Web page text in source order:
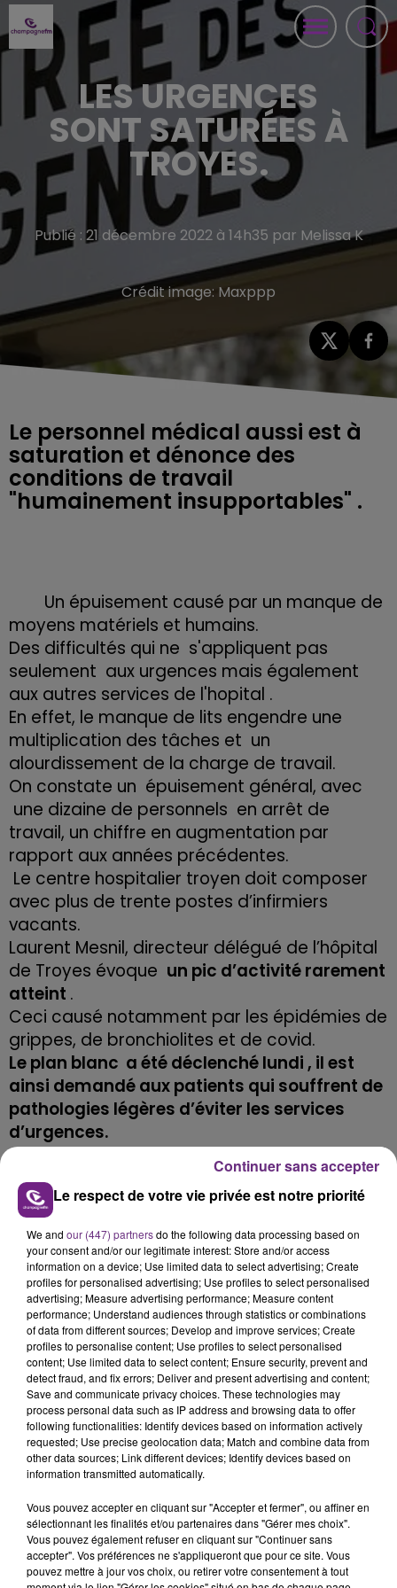
LES URGENCES
SONT SATURÉES À
TROYES.
Publié : 21 décembre 2022 à 14h35 par Melissa K
Crédit image: Maxppp
Le personnel médical aussi est à
saturation et dénonce des
conditions de travail
Un épuisement causé par un manque de
moyens matériels et humains.
Des difficultés qui ne s'appliquent pas
seulement aux urgences mais également
aux autres services de l'hopital .
En effet, le manque de lits engendre une
multiplication des tâches et un
alourdissement de la charge de travail.
On constate un épuisement général, avec
une dizaine de personnels en arrêt de
travail, un chiffre en augmentation par
rapport aux années précédentes.
Le centre hospitalier troyen doit composer
avec plus de trente postes d’infirmiers
vacants.
Laurent Mesnil, directeur délégué de l’hôpital
de Troyes évoque un pic d’activité rarement
atteint .
Ceci causé notamment par les épidémies de
grippes, de bronchiolites et de covid.
Le plan blanc a été déclenché lundi , il est
ainsi demandé aux patients qui souffrent de
pathologies légères d’éviter les services
d’urgences.
Les malades peuvent se rendre chez leur
médecin traitant, ou appeler le 15 pour être
dirigés.
Le personnel médical attend des solutions «
rapides et pérennes ».
FIL D'ACTU
11h37
LA CENTRALE NUCLÉAIRE DE CHOOZ
TOUJOURS À L'ARRÊT
Cela fait déjà une semaine que la centrale
Le respect de votre vie privée est notre priorité
We and our (447) partnersdo the following data processing based on
your consent and/or our legitimate interest: Store and/or access
information on a device; Use limited data to select advertising; Create
profiles for personalised advertising; Use profiles to select personalised
advertising; Measure advertising performance; Measure content
performance; Understand audiences through statistics or combinations
of data from different sources; Develop and improve services; Create
profiles to personalise content; Use profiles to select personalised
content; Use limited data to select content; Ensure security, prevent and
detect fraud, and fix errors; Deliver and present advertising and content;
Save and communicate privacy choices. These technologies may
process personal data such as IP address and browsing data to offer
following functionalities: Identify devices based on information actively
requested; Use precise geolocation data; Match and combine data from
other data sources; Link different devices; Identify devices based on
information transmitted automatically.
Vous pouvez accepter en cliquant sur "Accepter et fermer", ou affiner en
sélectionnant les finalités et/ou partenaires dans "Gérer mes choix".
Vous pouvez également refuser en cliquant sur "Continuer sans
accepter". Vos préférences ne s'appliqueront que pour ce site. Vous
pouvez mettre à jour vos choix, ou retirer votre consentement à tout
Continuer sans accepter